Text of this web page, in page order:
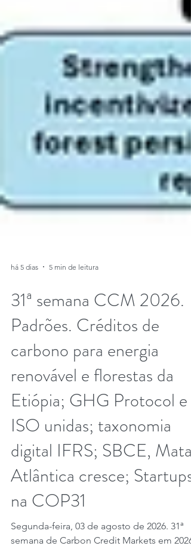
há 5 dias 5 min de leitura
31ª semana CCM 2026.
Padrões. Créditos de
carbono para energia
renovável e florestas da
Etiópia; GHG Protocol e
ISO unidas; taxonomia
digital IFRS; SBCE, Mata
Atlântica cresce; Startups
na COP31